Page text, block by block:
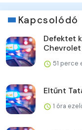
Kapcsolódó
Defektet
51 perce
Eltűnt
1 óra